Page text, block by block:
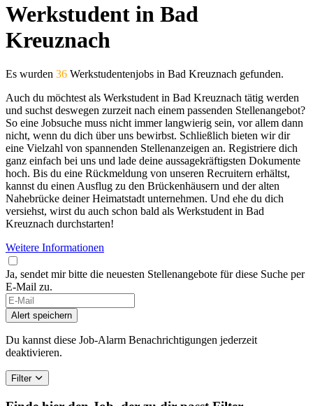
Werkstudent in Bad
Kreuznach
Es wurden 36 Werkstudentenjobs in Bad Kreuznach gefunden.
Auch du möchtest als Werkstudent in Bad Kreuznach tätig werden
und suchst deswegen zurzeit nach einem passenden Stellenangebot?
So eine Jobsuche muss nicht immer langwierig sein, vor allem dann
nicht, wenn du dich über uns bewirbst. Schließlich bieten wir dir
eine Vielzahl von spannenden Stellenanzeigen an. Registriere dich
ganz einfach bei uns und lade deine aussagekräftigsten Dokumente
hoch. Bis du eine Rückmeldung von unseren Recruitern erhältst,
kannst du einen Ausflug zu den Brückenhäusern und der alten
Nahebrücke deiner Heimatstadt unternehmen. Und ehe du dich
versiehst, wirst du auch schon bald als Werkstudent in Bad
Kreuznach durchstarten!
Weitere Informationen
Ja, sendet mir bitte die neuesten Stellenangebote für diese Suche per
E-Mail zu.
Alert speichern
Du kannst diese Job-Alarm Benachrichtigungen jederzeit
deaktivieren.
Filter